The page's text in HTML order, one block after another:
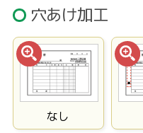
穴あけ加工
なし